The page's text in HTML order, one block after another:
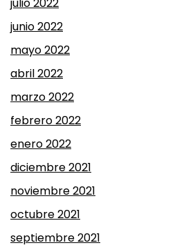
junio 2022
mayo 2022
abril 2022
marzo 2022
febrero 2022
enero 2022
diciembre 2021
noviembre 2021
octubre 2021
septiembre 2021